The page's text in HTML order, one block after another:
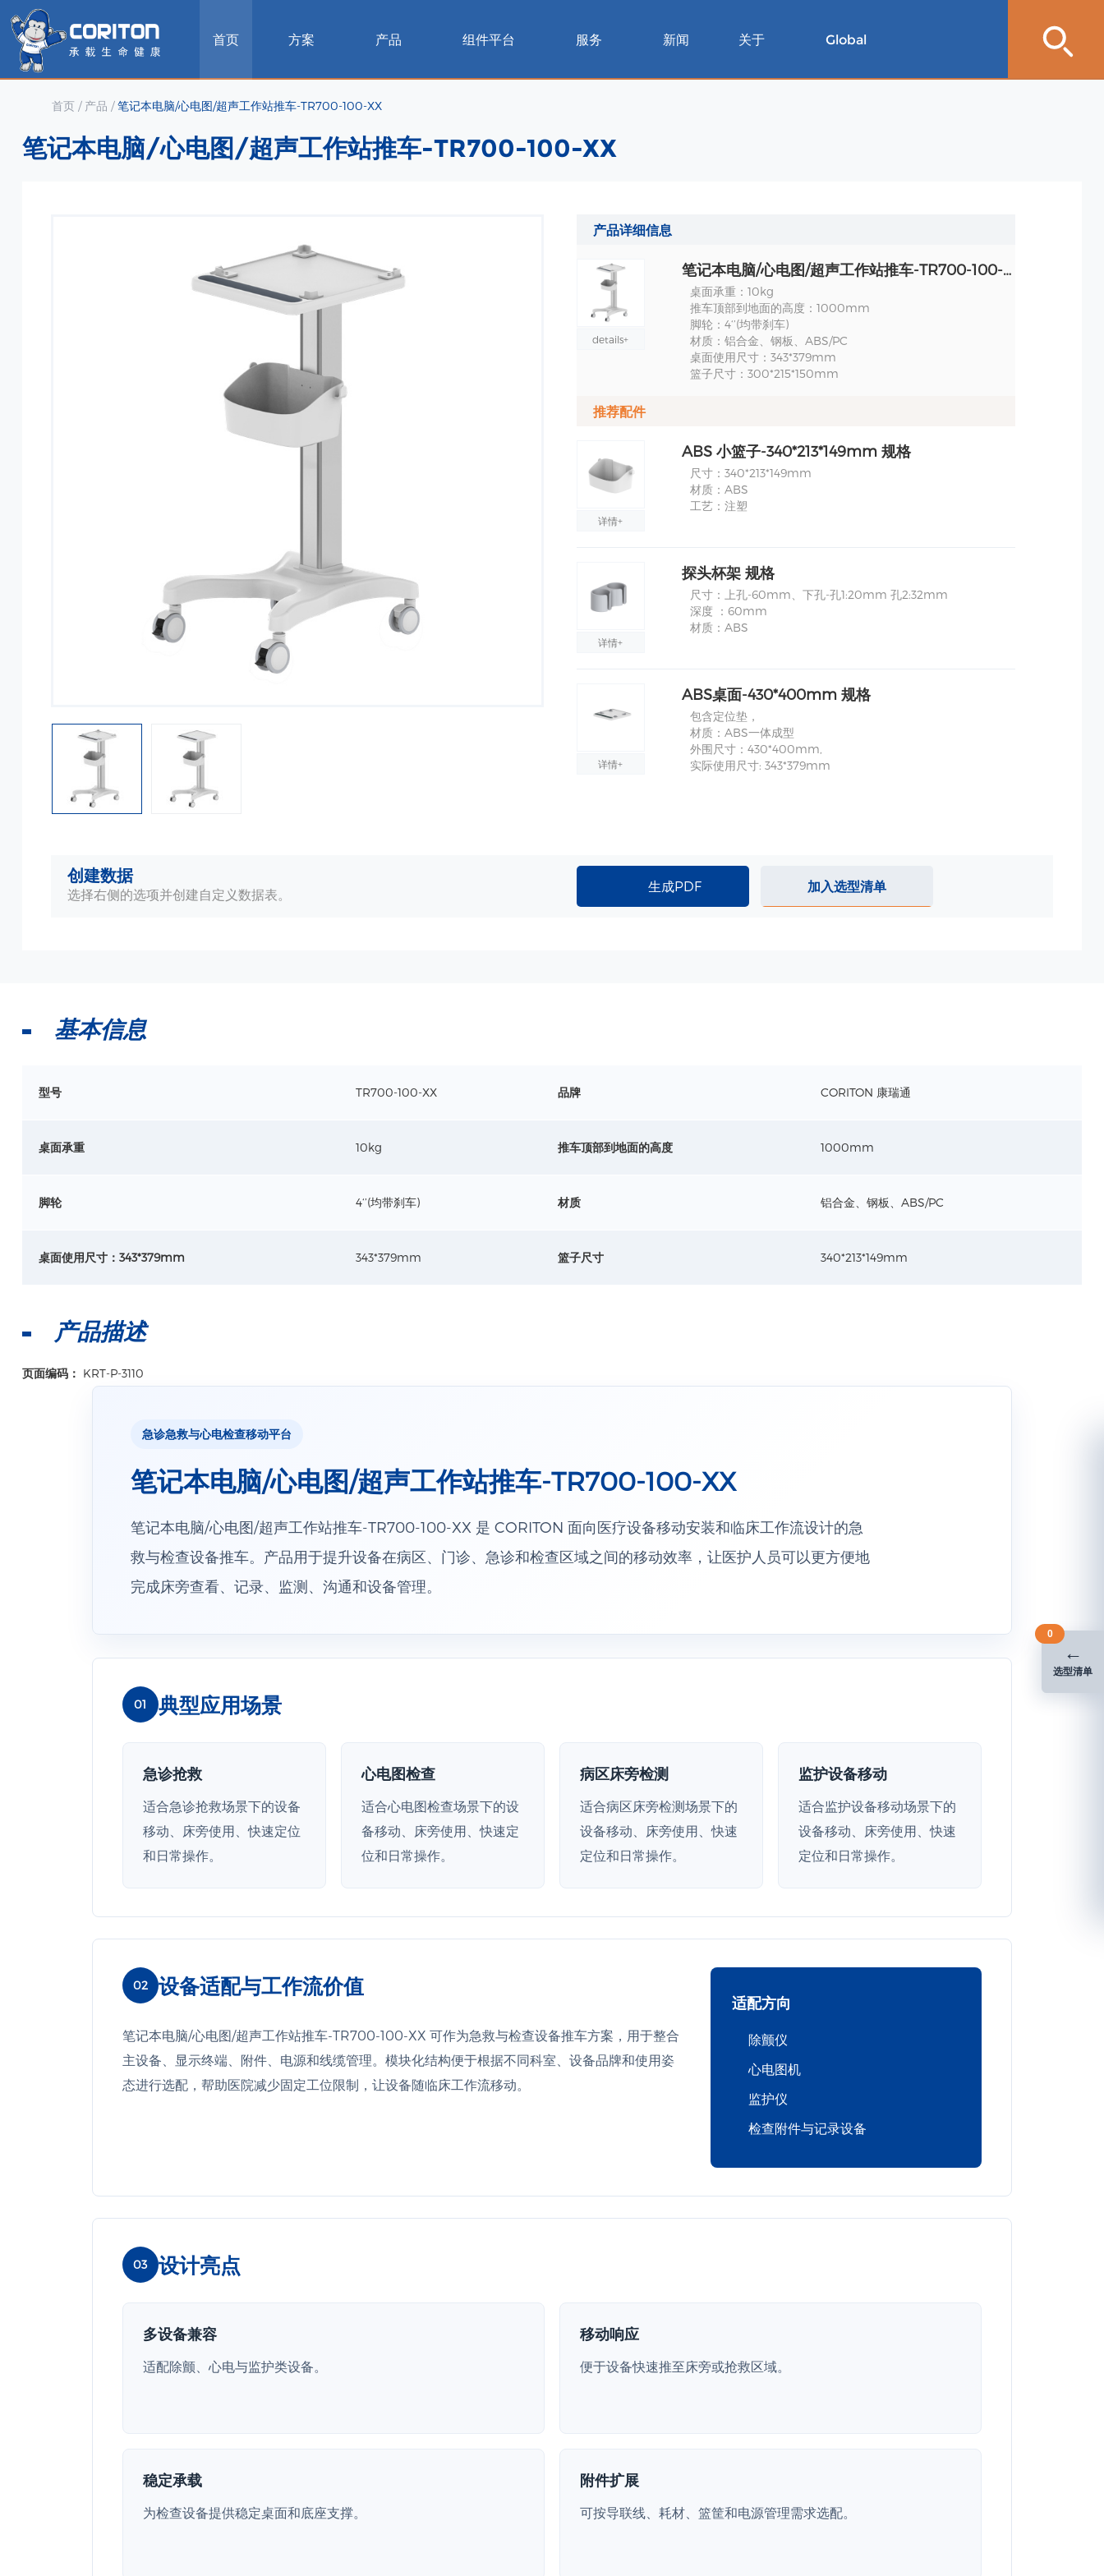
首页 方案 产品 组件平台 服务 新闻 关于 Global
首页/ 产品 /笔记本电脑/心电图/超声工作站推车-TR700-100-XX
笔记本电脑/心电图/超声工作站推车-TR700-100-XX
产品详细信息
details+
笔记本电脑/心电图/超声工作站推车-TR700-100-XX 规格
桌面承重：10kg
推车顶部到地面的高度：1000mm
脚轮：4‘’(均带刹车)
材质：铝合金、钢板、ABS/PC
桌面使用尺寸：343*379mm
篮子尺寸：300*215*150mm
推荐配件
详情+
ABS 小篮子-340*213*149mm 规格
尺寸：340*213*149mm
材质：ABS
工艺：注塑
详情+
探头杯架 规格
尺寸：上孔-60mm、下孔-孔1:20mm 孔2:32mm
深度 ：60mm
材质：ABS
详情+
ABS桌面-430*400mm 规格
包含定位垫，
材质：ABS一体成型
外围尺寸：430*400mm,
实际使用尺寸: 343*379mm
创建数据
选择右侧的选项并创建自定义数据表。
生成PDF 加入选型清单
基本信息
型号 TR700-100-XX 品牌 CORITON 康瑞通
桌面承重 10kg 推车顶部到地面的高度 1000mm
脚轮 4‘’(均带刹车) 材质 铝合金、钢板、ABS/PC
桌面使用尺寸：343*379mm 343*379mm 篮子尺寸 340*213*149mm
产品描述
页面编码： KRT-P-3110
急诊急救与心电检查移动平台
笔记本电脑/心电图/超声工作站推车-TR700-100-XX
笔记本电脑/心电图/超声工作站推车-TR700-100-XX 是 CORITON 面向医疗设备移动安装和临床工作流设计的急
救与检查设备推车。产品用于提升设备在病区、门诊、急诊和检查区域之间的移动效率，让医护人员可以更方便地
完成床旁查看、记录、监测、沟通和设备管理。
01 典型应用场景
急诊抢救
适合急诊抢救场景下的设备
移动、床旁使用、快速定位
和日常操作。
心电图检查
适合心电图检查场景下的设
备移动、床旁使用、快速定
位和日常操作。
病区床旁检测
适合病区床旁检测场景下的
设备移动、床旁使用、快速
定位和日常操作。
监护设备移动
适合监护设备移动场景下的
设备移动、床旁使用、快速
定位和日常操作。
02 设备适配与工作流价值
笔记本电脑/心电图/超声工作站推车-TR700-100-XX 可作为急救与检查设备推车方案，用于整合
主设备、显示终端、附件、电源和线缆管理。模块化结构便于根据不同科室、设备品牌和使用姿
态进行选配，帮助医院减少固定工位限制，让设备随临床工作流移动。
适配方向
除颤仪
心电图机
监护仪
检查附件与记录设备
03 设计亮点
多设备兼容
适配除颤、心电与监护类设备。
移动响应
便于设备快速推至床旁或抢救区域。
稳定承载
为检查设备提供稳定桌面和底座支撑。
附件扩展
可按导联线、耗材、篮筐和电源管理需求选配。
←
选型清单
0